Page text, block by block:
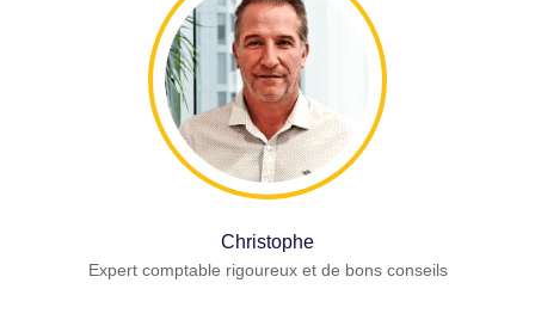
Christophe
Expert comptable rigoureux et de bons conseils